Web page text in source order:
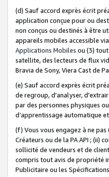
(d) Sauf accord exprès écrit
application conçue pour ou
non conçus ou destinés à être
appareils mobiles accessible
Applications Mobiles ou (3)
satellite, des lecteurs de flux
Bravia de Sony, Viera Cast de
(e) Sauf accord exprès écrit
de regroup, d'analyser,
par des personnes physiques
d’apprentissage automatique
(f) Vous vous engagez à ne
Créateurs ou de la PA API ; (ii)
sollicité de vendeurs et de
compris tout avis de propriété
Publicitaire ou les